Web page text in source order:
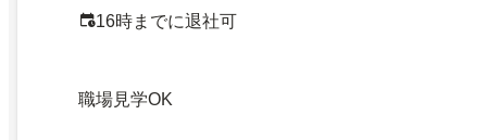
16時までに退社可
職場見学OK